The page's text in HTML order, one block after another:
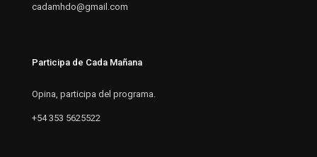
cadamhdo@gmail.com
Participa de Cada Mañana
Opina, participa del programa.
+54 353 5625522